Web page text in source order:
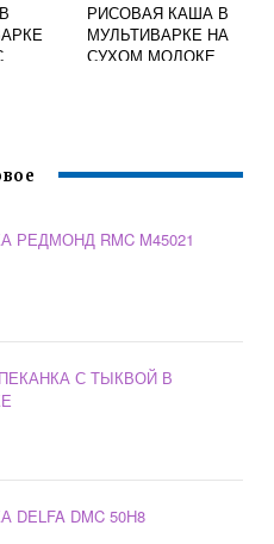
РИСОВАЯ КАША В
МУЛЬТИВАРКЕ НА
СУХОМ МОЛОКЕ
РЕДМОНД RMC M45021
С ТЫКВОЙ В
DMC 50H8